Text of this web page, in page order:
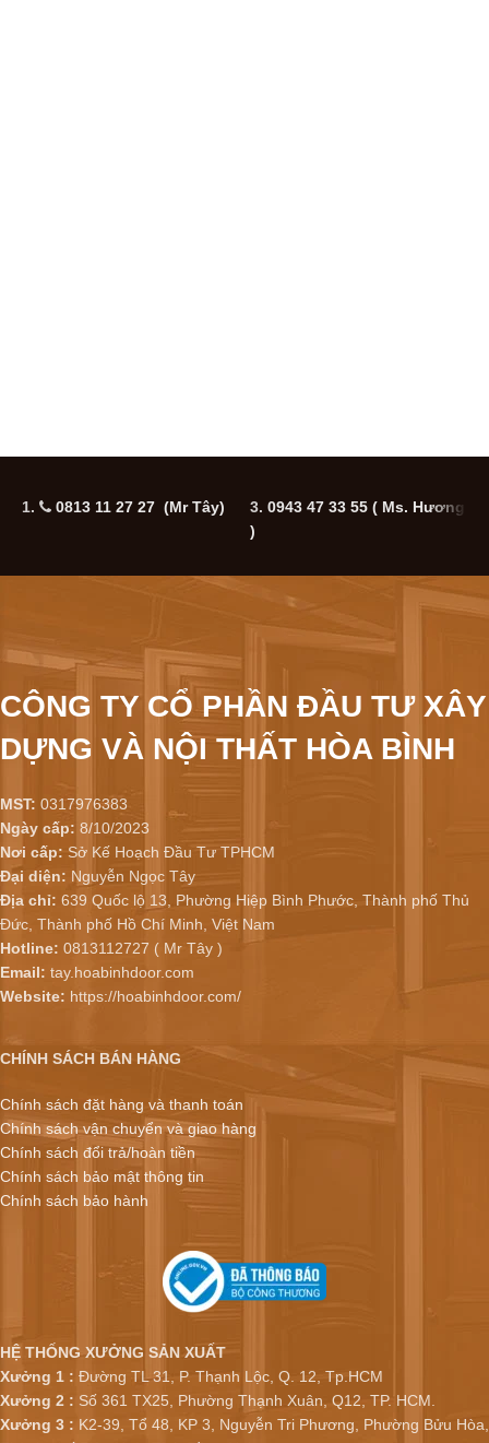
1. 0813 11 27 27 (Mr Tây) 3. 0943 47 33 55 ( Ms. Hương
)
CÔNG TY CỔ PHẦN ĐẦU TƯ XÂY
DỰNG VÀ NỘI THẤT HÒA BÌNH
MST: 0317976383
Ngày cấp: 8/10/2023
Nơi cấp: Sở Kế Hoạch Đầu Tư TPHCM
Đại diện: Nguyễn Ngọc Tây
Địa chỉ: 639 Quốc lộ 13, Phường Hiệp Bình Phước, Thành phố Thủ
Đức, Thành phố Hồ Chí Minh, Việt Nam
Hotline: 0813112727 ( Mr Tây )
Email: tay.hoabinhdoor.com
Website: https://hoabinhdoor.com/
CHÍNH SÁCH BÁN HÀNG
Chính sách đặt hàng và thanh toán
Chính sách vận chuyển và giao hàng
Chính sách đổi trả/hoàn tiền
Chính sách bảo mật thông tin
Chính sách bảo hành
HỆ THỐNG XƯỞNG SẢN XUẤT
Xưởng 1 : Đường TL 31, P. Thạnh Lộc, Q. 12, Tp.HCM
Xưởng 2 : Số 361 TX25, Phường Thạnh Xuân, Q12, TP. HCM.
Xưởng 3 : K2-39, Tổ 48, KP 3, Nguyễn Tri Phương, Phường Bửu Hòa,